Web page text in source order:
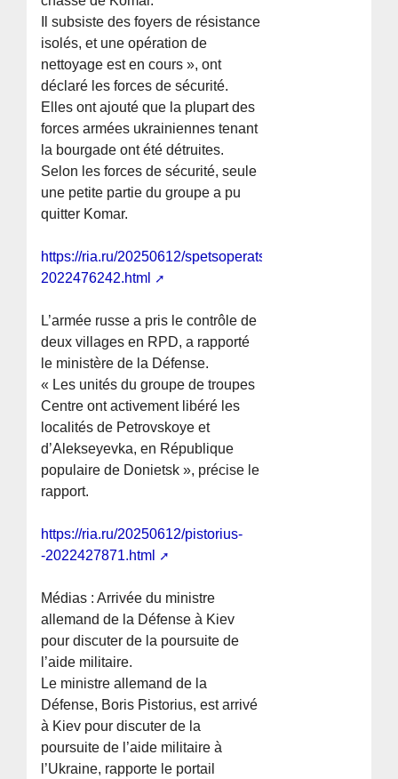
Il subsiste des foyers de résistance
isolés, et une opération de
nettoyage est en cours », ont
déclaré les forces de sécurité.
Elles ont ajouté que la plupart des
forces armées ukrainiennes tenant
la bourgade ont été détruites.
Selon les forces de sécurité, seule
une petite partie du groupe a pu
quitter Komar.
https://ria.ru/20250612/spetsoperatsiya-
2022476242.html
L’armée russe a pris le contrôle de
deux villages en RPD, a rapporté
le ministère de la Défense.
« Les unités du groupe de troupes
Centre ont activement libéré les
localités de Petrovskoye et
d’Alekseyevka, en République
populaire de Donietsk », précise le
rapport.
https://ria.ru/20250612/pistorius-
-2022427871.html
Médias : Arrivée du ministre
allemand de la Défense à Kiev
pour discuter de la poursuite de
l’aide militaire.
Le ministre allemand de la
Défense, Boris Pistorius, est arrivé
à Kiev pour discuter de la
poursuite de l’aide militaire à
l’Ukraine, rapporte le portail